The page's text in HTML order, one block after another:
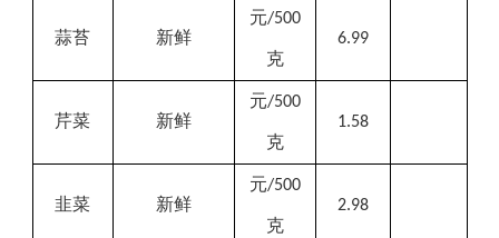
蒜苔 新鲜
元/500
克
6.99
芹菜 新鲜
元/500
克
1.58
韭菜 新鲜
元/500
克
2.98